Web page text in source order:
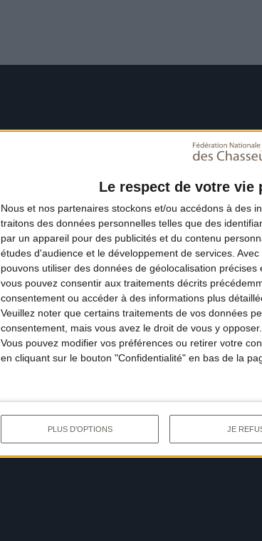
Le respect de votre
Nous et nos partenaires stockons et/ou accédons à des
traitons des données personnelles telles que des
par un appareil pour des publicités et du contenu
études d'audience et le développement de services. Avec
pouvons utiliser des données de géolocalisation
vous pouvez consentir aux traitements décrits
consentement ou accéder à des informations plus
Veuillez noter que certains traitements de vos données
consentement, mais vous avez le droit de vous y
Vous pouvez modifier vos préférences ou retirer votre
en cliquant sur le bouton "Confidentialité" en bas de la
PLUS D'OPTIONS JE